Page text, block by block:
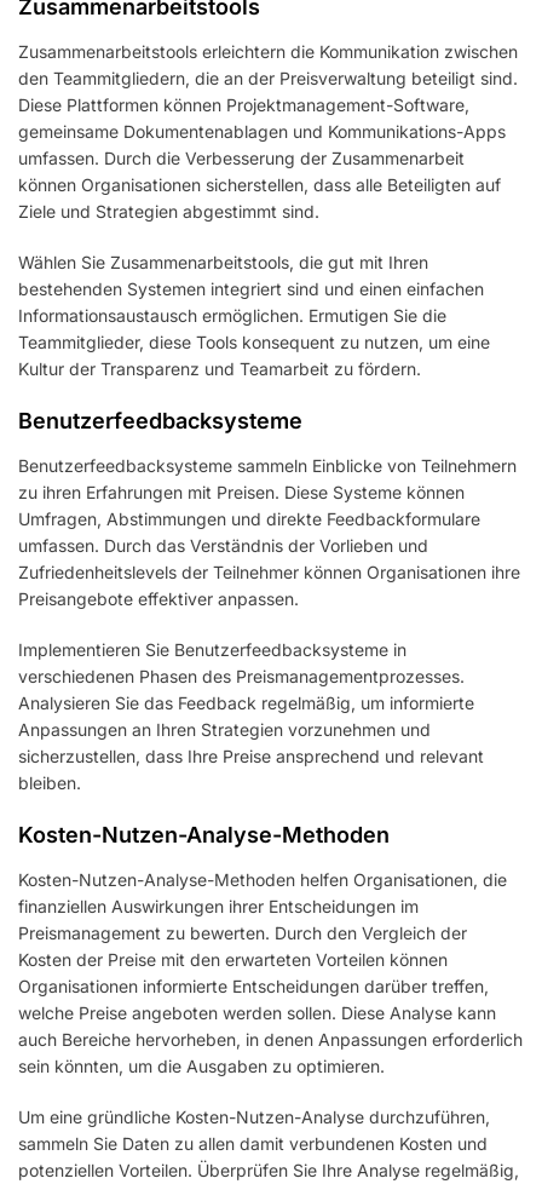
Zusammenarbeitstools
Zusammenarbeitstools erleichtern die Kommunikation zwischen
den Teammitgliedern, die an der Preisverwaltung beteiligt sind.
Diese Plattformen können Projektmanagement-Software,
gemeinsame Dokumentenablagen und Kommunikations-Apps
umfassen. Durch die Verbesserung der Zusammenarbeit
können Organisationen sicherstellen, dass alle Beteiligten auf
Ziele und Strategien abgestimmt sind.
Wählen Sie Zusammenarbeitstools, die gut mit Ihren
bestehenden Systemen integriert sind und einen einfachen
Informationsaustausch ermöglichen. Ermutigen Sie die
Teammitglieder, diese Tools konsequent zu nutzen, um eine
Kultur der Transparenz und Teamarbeit zu fördern.
Benutzerfeedbacksysteme
Benutzerfeedbacksysteme sammeln Einblicke von Teilnehmern
zu ihren Erfahrungen mit Preisen. Diese Systeme können
Umfragen, Abstimmungen und direkte Feedbackformulare
umfassen. Durch das Verständnis der Vorlieben und
Zufriedenheitslevels der Teilnehmer können Organisationen ihre
Preisangebote effektiver anpassen.
Implementieren Sie Benutzerfeedbacksysteme in
verschiedenen Phasen des Preismanagementprozesses.
Analysieren Sie das Feedback regelmäßig, um informierte
Anpassungen an Ihren Strategien vorzunehmen und
sicherzustellen, dass Ihre Preise ansprechend und relevant
bleiben.
Kosten-Nutzen-Analyse-Methoden
Kosten-Nutzen-Analyse-Methoden helfen Organisationen, die
finanziellen Auswirkungen ihrer Entscheidungen im
Preismanagement zu bewerten. Durch den Vergleich der
Kosten der Preise mit den erwarteten Vorteilen können
Organisationen informierte Entscheidungen darüber treffen,
welche Preise angeboten werden sollen. Diese Analyse kann
auch Bereiche hervorheben, in denen Anpassungen erforderlich
sein könnten, um die Ausgaben zu optimieren.
Um eine gründliche Kosten-Nutzen-Analyse durchzuführen,
sammeln Sie Daten zu allen damit verbundenen Kosten und
potenziellen Vorteilen. Überprüfen Sie Ihre Analyse regelmäßig,